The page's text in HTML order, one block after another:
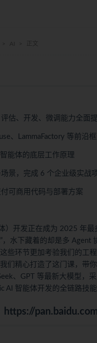
评估、开发、微调能力全面
、LammaFactory 等前沿
智能体的底层工作原理
场景，完成 6 个企业级实战
付可商用代码与部署方案
）开发正在成为 2025 年
，水下藏着的却是多
些环节更加考验我们的工程
们精心打造了这门课，带
、GPT 等最新大模型，
AI 智能体开发的全链路技能
https://